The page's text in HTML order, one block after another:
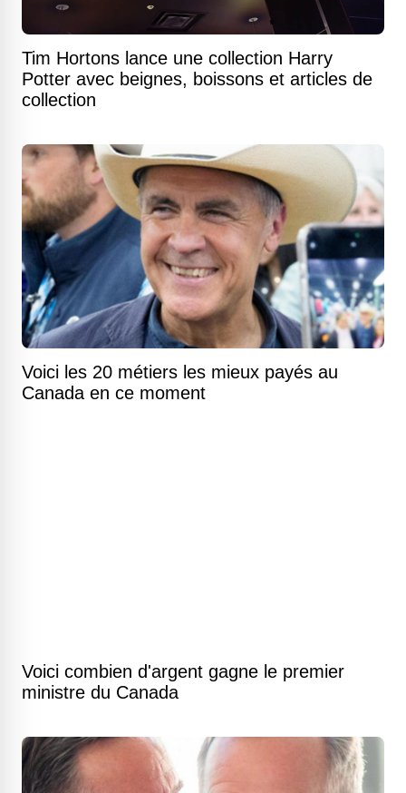
Tim Hortons lance une collection Harry
Potter avec beignes, boissons et articles de
collection
Voici les 20 métiers les mieux payés au
Canada en ce moment
Voici combien d'argent gagne le premier
ministre du Canada